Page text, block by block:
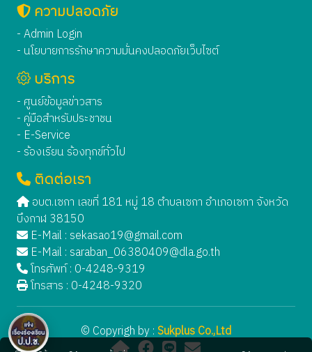
ความปลอดภัย
- Admin Login
- นโยบายการรักษาความมั่นคงปลอดภัยเว็บไซต์
บริการ
- ศูนย์ข้อมูลข่าวสาร
- คู่มือสำหรับประชาชน
- E-Service
- ร้องเรียน ร้องทุกข์ทั่วไป
ติดต่อเรา
อบต.เซกา เลขที่ 181 หมู่ 18 ตำบลเซกา อำเภอเซกา จังหวัด
บึงกาฬ 38150
E-Mail : sekasao19@gmail.com
E-Mail : saraban_06380409@dla.go.th
โทรศัพท์ : 0-4248-9319
โทรสาร : 0-4248-9320
© Copyrigh by :Sukplus Co.,Ltd